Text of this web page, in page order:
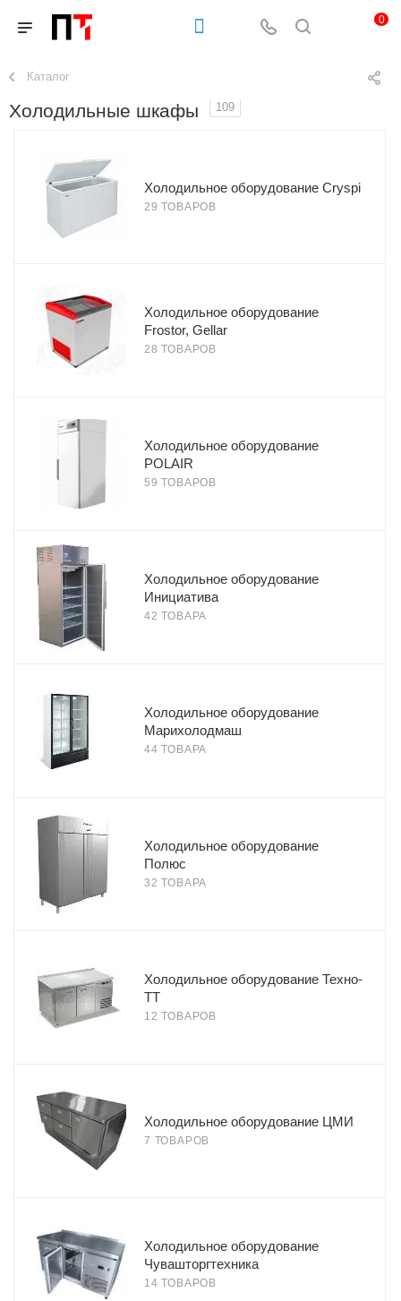
0
Каталог
Холодильные шкафы 109
Холодильное оборудование Cryspi
29 ТОВАРОВ
Холодильное оборудование
Frostor, Gellar
28 ТОВАРОВ
Холодильное оборудование
POLAIR
59 ТОВАРОВ
Холодильное оборудование
Инициатива
42 ТОВАРА
Холодильное оборудование
Марихолодмаш
44 ТОВАРА
Холодильное оборудование
Полюс
32 ТОВАРА
Холодильное оборудование Техно-
ТТ
12 ТОВАРОВ
Холодильное оборудование ЦМИ
7 ТОВАРОВ
Холодильное оборудование
Чувашторгтехника
14 ТОВАРОВ